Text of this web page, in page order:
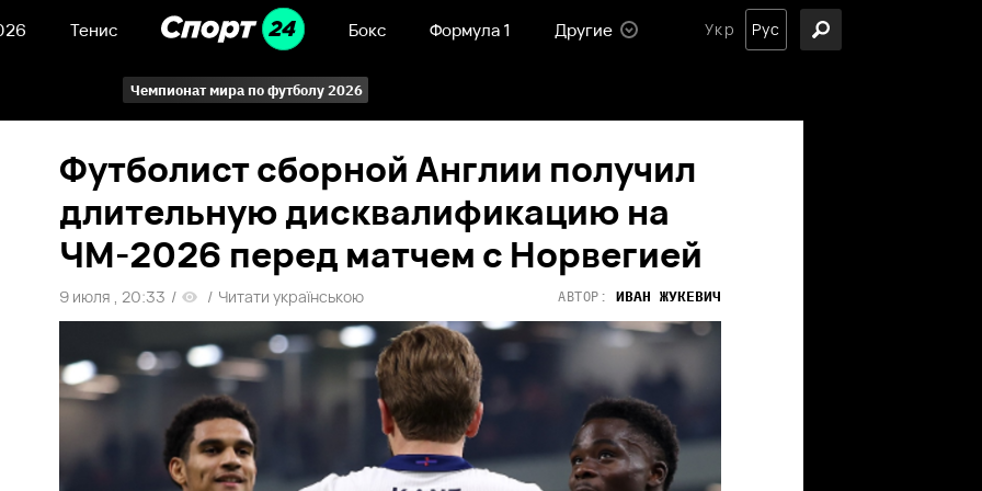
Тенис Бокс Формула 1 Другие Укр Рус
Чемпионат мира по футболу 2026
Футболист сборной Англии получил
длительную дисквалификацию на
ЧМ-2026 перед матчем с Норвегией
9 июля , 20:33 / / Читати українською АВТОР: ИВАН ЖУКЕВИЧ